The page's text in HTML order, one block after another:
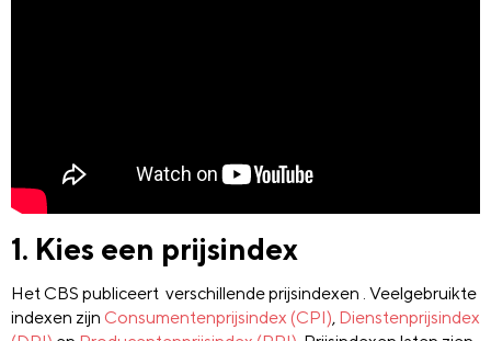
1. Kies een prijsindex
Het CBS publiceert verschillende prijsindexen . Veelgebruikte
indexen zijn Consumentenprijsindex (CPI), Dienstenprijsindex